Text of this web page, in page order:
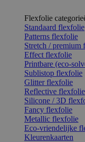
Flexfolie
Standaard flexfolie
Patterns flexfolie
Stretch / premium
Effect flexfolie
Printbare (eco-
Sublistop flexfolie
Glitter flexfolie
Reflective flexfolie
Silicone / 3D
Fancy flexfolie
Metallic flexfolie
Eco-vriendelijke
Kleurenkaarten